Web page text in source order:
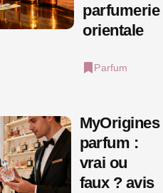
parfumerie
orientale
Parfum
MyOrigines
parfum :
vrai ou
faux ? avis